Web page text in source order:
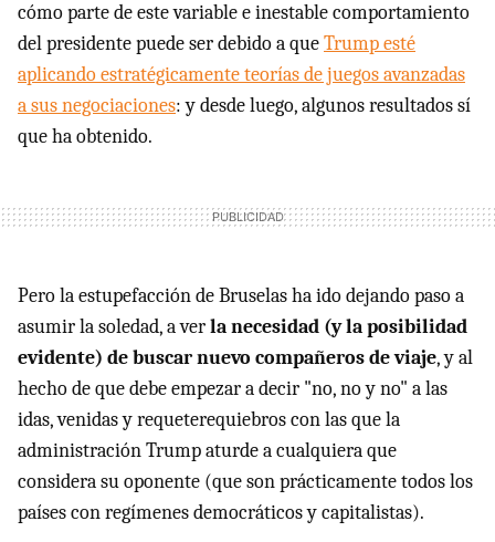
cómo parte de este variable e inestable comportamiento
del presidente puede ser debido a queTrump esté
aplicando estratégicamente teorías de juegos avanzadas
a sus negociaciones: y desde luego, algunos resultados sí
que ha obtenido.
Pero la estupefacción de Bruselas ha ido dejando paso a
asumir la soledad, a verla necesidad (y la posibilidad
evidente) de buscar nuevo compañeros de viaje, y al
hecho de que debe empezar a decir "no, no y no" a las
idas, venidas y requeterequiebros con las que la
administración Trump aturde a cualquiera que
considera su oponente (que son prácticamente todos los
países con regímenes democráticos y capitalistas).